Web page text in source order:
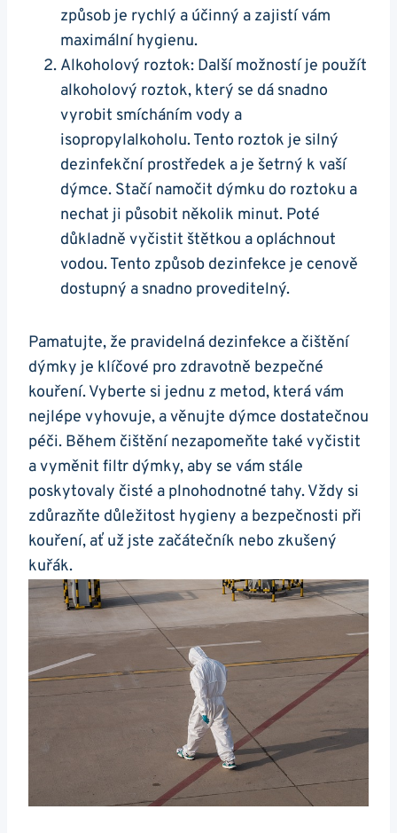
způsob je rychlý a účinný a zajistí vám
maximální hygienu.
Alkoholový roztok: Další možností je použít
alkoholový roztok, který se dá snadno
vyrobit smícháním vody a
isopropylalkoholu. Tento roztok je silný
dezinfekční prostředek a je šetrný k vaší
dýmce. Stačí namočit dýmku do roztoku a
nechat ji působit několik minut. Poté
důkladně vyčistit štětkou a opláchnout
vodou. Tento způsob dezinfekce je cenově
dostupný a snadno proveditelný.
Pamatujte, že pravidelná dezinfekce a čištění
dýmky je klíčové pro zdravotně bezpečné
kouření. Vyberte si jednu z metod, která vám
nejlépe vyhovuje, a věnujte dýmce dostatečnou
péči. Během čištění nezapomeňte také vyčistit
a vyměnit filtr dýmky, aby se vám stále
poskytovaly čisté a plnohodnotné tahy. Vždy si
zdůrazňte důležitost hygieny a bezpečnosti při
kouření, ať už jste začátečník nebo zkušený
kuřák.